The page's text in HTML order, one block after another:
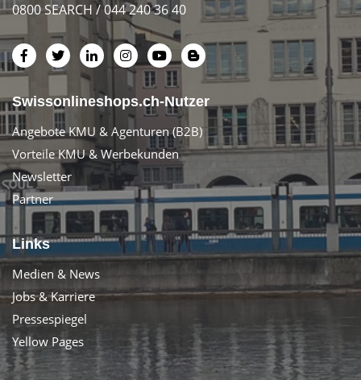
0800 SEARCH / 044 240 36 40
Swissonlineshops.ch-Nutzer
Angebote KMU & Agenturen (B2B)
Vorteile KMU & Werbekunden
Newsletter
Partner
Links
Medien & News
Jobs & Karriere
Pressespiegel
Yellow Pages